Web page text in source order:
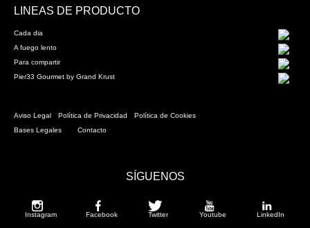
LINEAS DE PRODUCTO
Cada dia
A fuego lento
Para compartir
Pier33 Gourmet by Grand Krust
Aviso Legal Política de Privacidad
Política de Cookies
Bases Legales
Contacto
SÍGUENOS
Instagram Facebook Twitter Youtube LinkedIn